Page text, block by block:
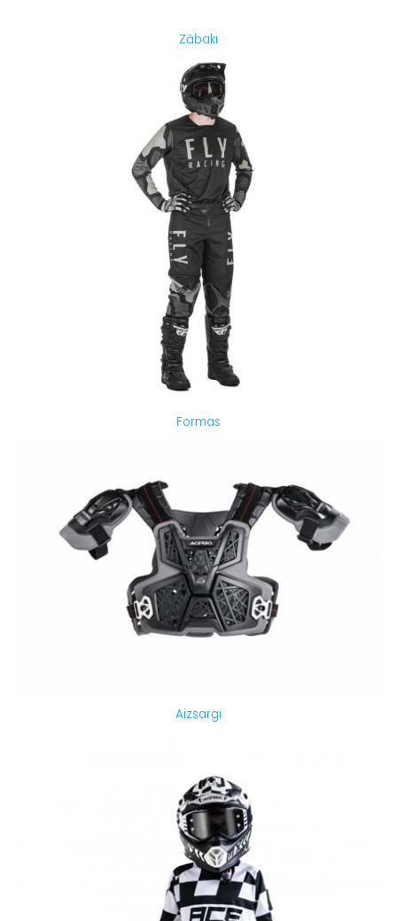
Zābaki
Formas
Aizsargi